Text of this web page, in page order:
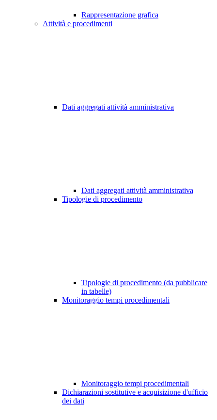
Rappresentazione grafica
Attività e procedimenti
Dati aggregati attività amministrativa
Dati aggregati attività amministrativa
Tipologie di procedimento
Tipologie di procedimento (da pubblicare
in tabelle)
Monitoraggio tempi procedimentali
Monitoraggio tempi procedimentali
Dichiarazioni sostitutive e acquisizione d'ufficio
dei dati